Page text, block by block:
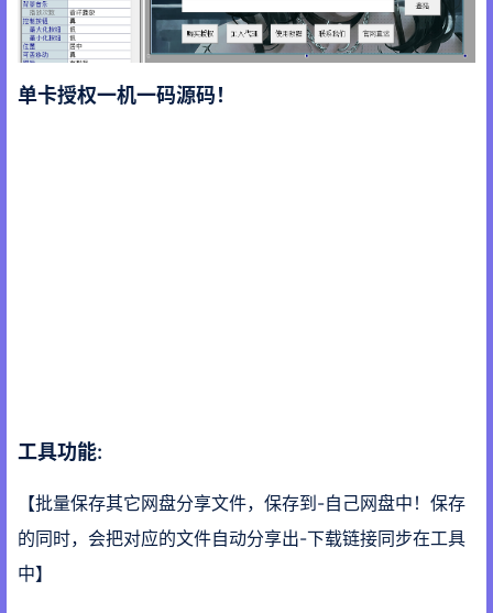
单卡授权一机一码源码！
工具功能:
【批量保存其它网盘分享文件，保存到-自己网盘中！保存
的同时，会把对应的文件自动分享出-下载链接同步在工具
中】